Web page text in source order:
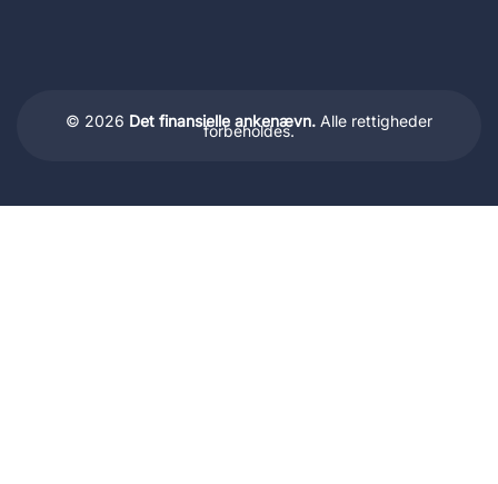
© 2026 Det finansielle ankenævn. Alle rettigheder
forbeholdes.